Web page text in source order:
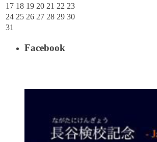
17 18 19 20 21 22 23
24 25 26 27 28 29 30
31
Facebook